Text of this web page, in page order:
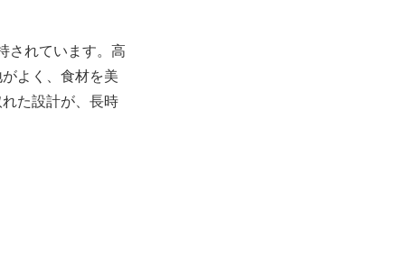
されています。高
よく、食材を美
た設計が、長時